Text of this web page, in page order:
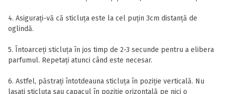
4. Asigurați-vă că sticluța este la cel puțin 3cm distanță de
oglindă.
5. Întoarceți sticluța în jos timp de 2-3 secunde pentru a elibera
parfumul. Repetați atunci când este necesar.
6. Astfel, păstrați întotdeauna sticluța în poziție verticală. Nu
lașați sticluța sau capacul în poziție orizontală pe nici o